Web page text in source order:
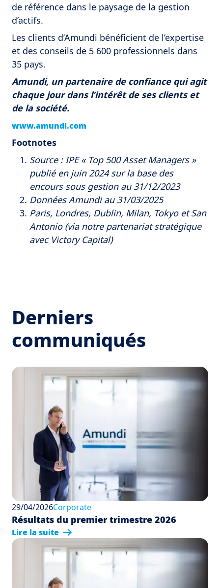
de référence dans le paysage de la gestion
d’actifs.
Les clients d’Amundi bénéficient de l’expertise
et des conseils de 5 600 professionnels dans
35 pays.
Amundi, un partenaire de confiance qui agit
chaque jour dans l’intérêt de ses clients et
de la société.
www.amundi.com
Footnotes
Source : IPE « Top 500 Asset Managers »
publié en juin 2024 sur la base des
encours sous gestion au 31/12/2023
Données Amundi au 31/03/2025
Paris, Londres, Dublin, Milan, Tokyo et San
Antonio (via notre partenariat stratégique
avec Victory Capital)
Derniers
communiqués
29/04/2026Corporate
Résultats du premier trimestre 2026
Lire la suite